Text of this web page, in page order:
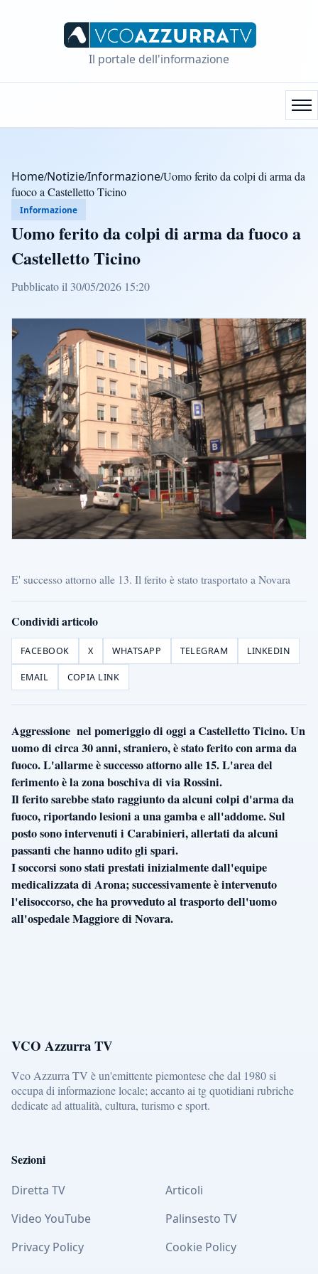
Il portale dell'informazione
Home/Notizie/Informazione/Uomo ferito da colpi di arma da
fuoco a Castelletto Ticino
Informazione
Uomo ferito da colpi di arma da fuoco a
Castelletto Ticino
Pubblicato il 30/05/2026 15:20
E' successo attorno alle 13. Il ferito è stato trasportato a Novara
Condividi articolo
FACEBOOK X WHATSAPP TELEGRAM LINKEDIN
EMAIL COPIA LINK
Aggressione nel pomeriggio di oggi a Castelletto Ticino. Un
uomo di circa 30 anni, straniero, è stato ferito con arma da
fuoco. L'allarme è successo attorno alle 15. L'area del
ferimento è la zona boschiva di via Rossini.
Il ferito sarebbe stato raggiunto da alcuni colpi d'arma da
fuoco, riportando lesioni a una gamba e all'addome. Sul
posto sono intervenuti i Carabinieri, allertati da alcuni
passanti che hanno udito gli spari.
I soccorsi sono stati prestati inizialmente dall'equipe
medicalizzata di Arona; successivamente è intervenuto
l'elisoccorso, che ha provveduto al trasporto dell'uomo
all'ospedale Maggiore di Novara.
VCO Azzurra TV
Vco Azzurra TV è un'emittente piemontese che dal 1980 si
occupa di informazione locale; accanto ai tg quotidiani rubriche
dedicate ad attualità, cultura, turismo e sport.
Sezioni
Diretta TV
Articoli
Video YouTube
Palinsesto TV
Privacy Policy
Cookie Policy